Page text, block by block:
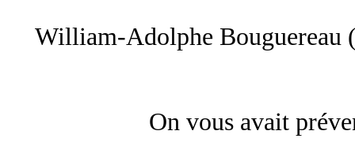
William-Adolphe Bouguereau
On vous avait